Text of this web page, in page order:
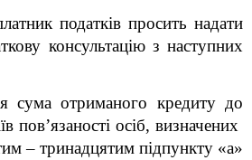
податків просить надати
консультацію з наступних
сума отриманого кредиту до
пов’язаності осіб, визначених
– тринадцятим підпункту «а»